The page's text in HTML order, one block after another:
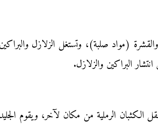
(مواد صلبة)، وتستغل الزلازل
البراكين والزلازل.
الكثبان الرملية من مكان لآخر، ويقوم